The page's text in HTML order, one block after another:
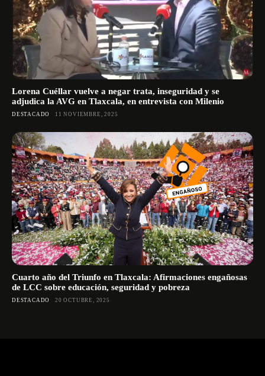
Lorena Cuéllar vuelve a negar trata, inseguridad y se
adjudica la AVG en Tlaxcala, en entrevista con Milenio
DESTACADO 11 NOVIEMBRE, 2025
Cuarto año del Triunfo en Tlaxcala: Afirmaciones engañosas
de LCC sobre educación, seguridad y pobreza
DESTACADO 20 OCTUBRE, 2025